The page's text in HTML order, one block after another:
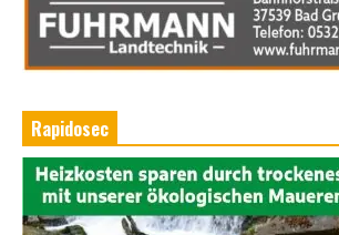
Rapidosec